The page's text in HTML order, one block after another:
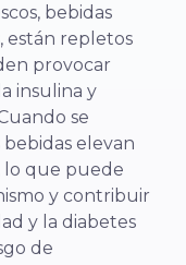
bebidas
están repletos
provocar
insulina y
se
elevan
lo que puede
y contribuir
y la diabetes
de